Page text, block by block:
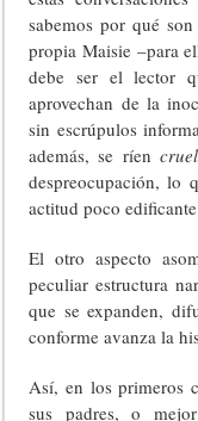
sabemos por qué
propia Maisie –para
debe ser el lector
aprovechan de la
sin escrúpulos
además, se ríen
despreocupación, lo
actitud poco
El otro aspecto
peculiar estructura
que se expanden,
conforme avanza la
Así, en los primeros
sus padres, o